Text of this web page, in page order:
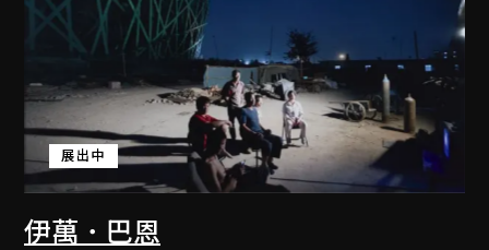
伊萬．巴恩
展出中